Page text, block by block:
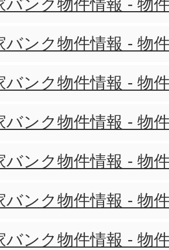
バンク物件情報 - 物
バンク物件情報 - 物
バンク物件情報 - 物
バンク物件情報 - 物
バンク物件情報 - 物
バンク物件情報 - 物
バンク物件情報 - 物